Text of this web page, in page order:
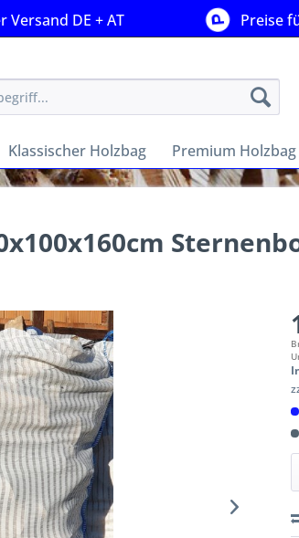
Versand DE + AT Preise
Klassischer Holzbag Premium Holzbag